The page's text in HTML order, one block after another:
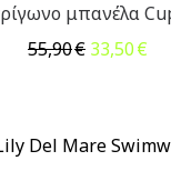
μπανέλα
55,90€ Original
33,50€